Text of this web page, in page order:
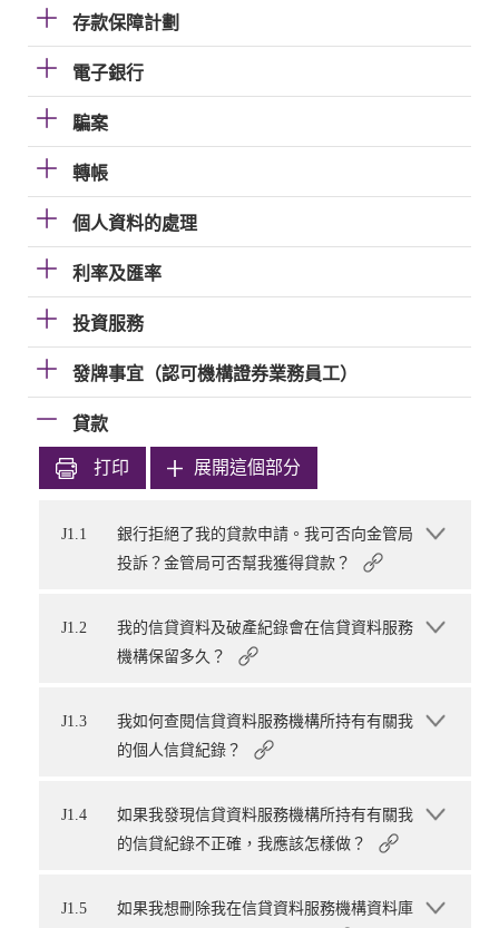
存款保障計劃
電子銀行
騙案
轉帳
個人資料的處理
利率及匯率
投資服務
發牌事宜（認可機構證券業務員工）
貸款
打印 展開這個部分
J1.1
銀行拒絕了我的貸款申請。我可否向金管局
投訴？金管局可否幫我獲得貸款？
J1.2
我的信貸資料及破產紀錄會在信貸資料服務
機構保留多久？
J1.3
我如何查閱信貸資料服務機構所持有有關我
的個人信貸紀錄？
J1.4
如果我發現信貸資料服務機構所持有有關我
的信貸紀錄不正確，我應該怎樣做？
J1.5 如果我想刪除我在信貸資料服務機構資料庫